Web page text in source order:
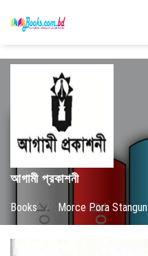
আগামী প্রকাশনী
Books / Morce Pora Stangun